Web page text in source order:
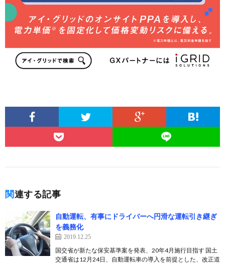
関連する記事
自動運転、有事にドライバーへ円滑な運転引き継ぎ
を義務化
2019.12.25
国交省が新たな保安基準案を発表、20年4月施行目指す 国土
交通省は12月24日、自動運転車の導入を前提とした、改正道